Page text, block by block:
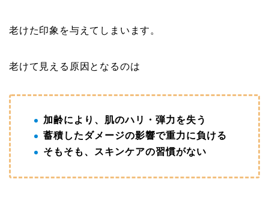
老けた印象を与えてしまいます。
老けて見える原因となるのは
加齢により、肌のハリ・弾力を失う
蓄積したダメージの影響で重力に負ける
そもそも、スキンケアの習慣がない